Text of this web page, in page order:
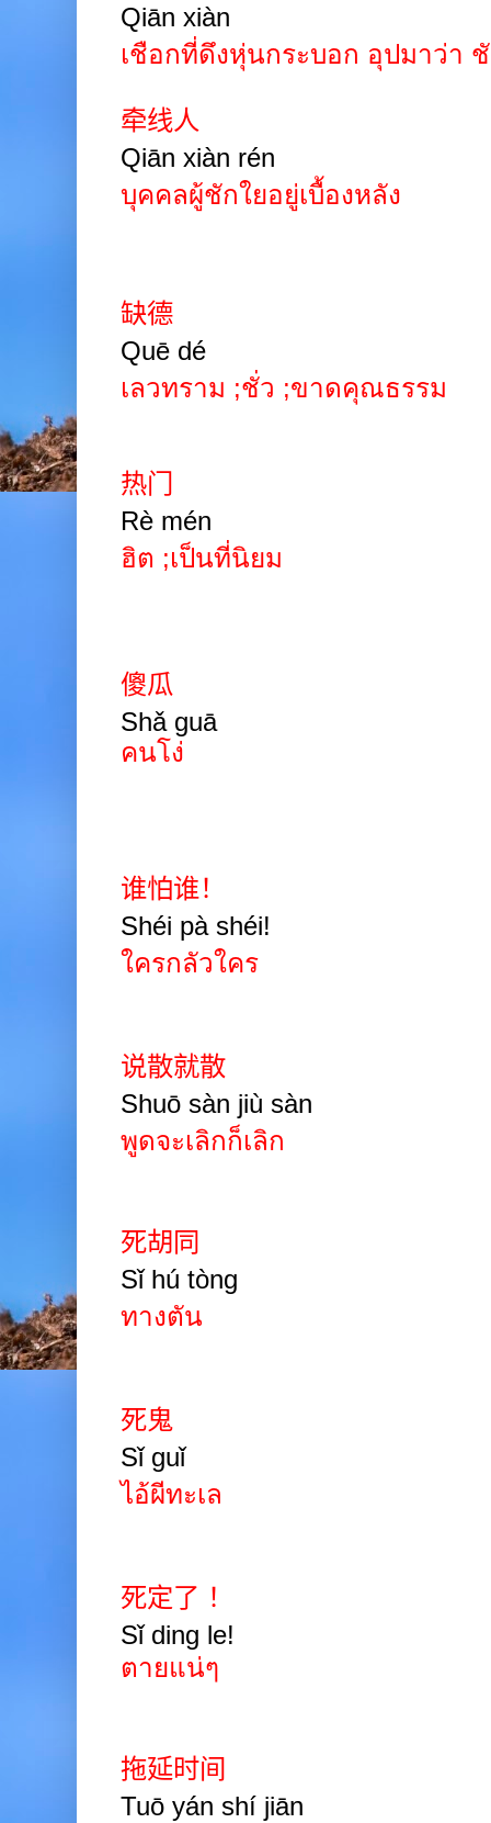
Qiān xiàn
เชือกที่ดึงหุ่นกระบอก อุปมาว่า ชั
牵线人
Qiān xiàn rén
บุคคลผู้ชักใยอยู่เบื้องหลัง
缺德
Quē dé
เลวทราม ;ชั่ว ;ขาดคุณธรรม
热门
Rè mén
ฮิต ;เป็นที่นิยม
傻瓜
Shǎ guā
คนโง่
谁怕谁！
Shéi pà shéi!
ใครกลัวใคร
说散就散
Shuō sàn jiù sàn
พูดจะเลิกก็เลิก
死胡同
Sǐ hú tòng
ทางตัน
死鬼
Sǐ guǐ
ไอ้ผีทะเล
死定了 ！
Sǐ ding le!
ตายแน่ๆ
拖延时间
Tuō yán shí jiān